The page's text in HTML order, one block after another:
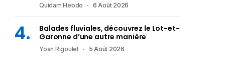
Quidam Hebdo 6 Août 2026
Balades fluviales, découvrez le Lot-et-
Garonne d’une autre manière
Yoan Rigoulet 5 Août 2026